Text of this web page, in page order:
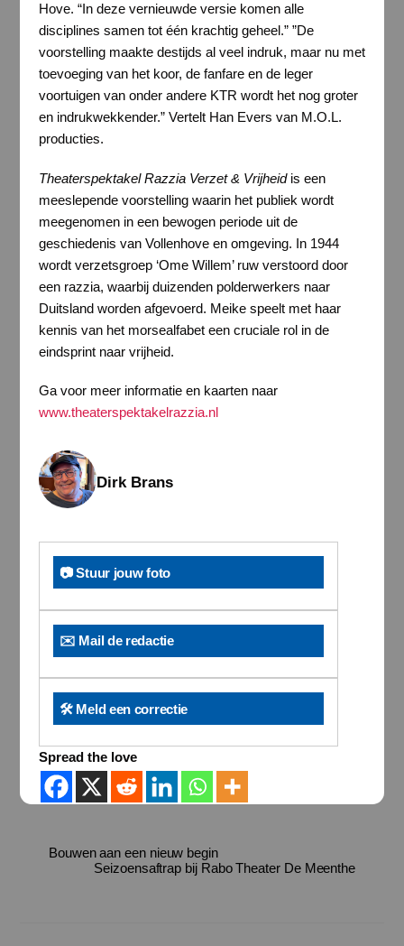
Hove. “In deze vernieuwde versie komen alle
disciplines samen tot één krachtig geheel.” ”De
voorstelling maakte destijds al veel indruk, maar nu met
toevoeging van het koor, de fanfare en de leger
voortuigen van onder andere KTR wordt het nog groter
en indrukwekkender.” Vertelt Han Evers van M.O.L.
producties.
Theaterspektakel Razzia Verzet & Vrijheid is een
meeslepende voorstelling waarin het publiek wordt
meegenomen in een bewogen periode uit de
geschiedenis van Vollenhove en omgeving. In 1944
wordt verzetsgroep ‘Ome Willem’ ruw verstoord door
een razzia, waarbij duizenden polderwerkers naar
Duitsland worden afgevoerd. Meike speelt met haar
kennis van het morsealfabet een cruciale rol in de
eindsprint naar vrijheid.
Ga voor meer informatie en kaarten naar
www.theaterspektakelrazzia.nl
Dirk Brans
📷 Stuur jouw foto
✉️ Mail de redactie
🛠️ Meld een correctie
Spread the love
Bouwen aan een nieuw begin
Seizoensaftrap bij Rabo Theater De Meenthe